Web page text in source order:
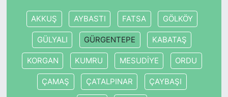
AKKUŞ AYBASTI FATSA GÖLKÖY
GÜLYALI GÜRGENTEPE KABATAŞ
KORGAN KUMRU MESUDİYE ORDU
ÇAMAŞ ÇATALPINAR ÇAYBAŞI